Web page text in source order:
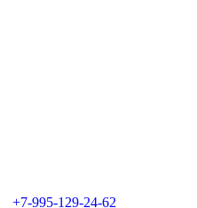
+7-995-129-24-62